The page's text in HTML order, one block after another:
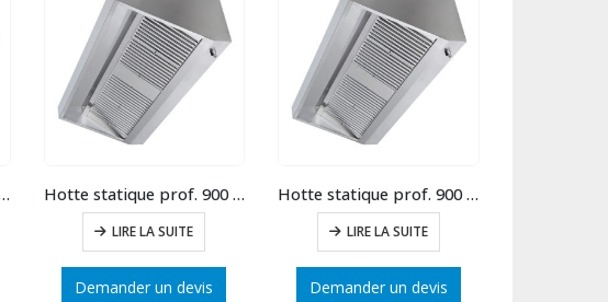
900 long.2500 Hotte statique prof. 900 long.2000
LIRE LA SUITE
Demander un devis
Hotte statique prof. 900 long.1500
LIRE LA SUITE
Demander un devis